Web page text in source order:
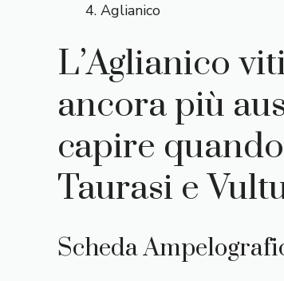
Aglianico
L’Aglianico
ancora più
capire
Taurasi e
Scheda